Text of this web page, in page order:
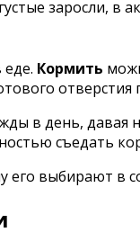
заросли, в
Кормить
отверстия
в день, давая
съедать
его выбирают